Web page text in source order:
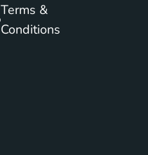
Terms &
Conditions